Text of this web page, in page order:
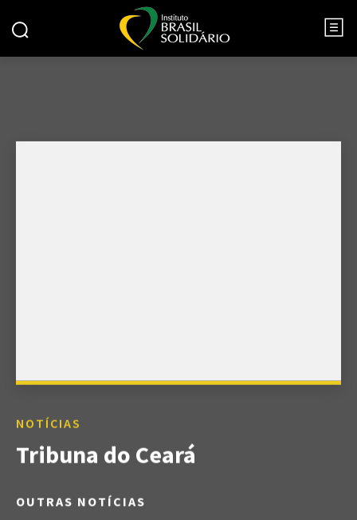
NOTÍCIAS
Tribuna do Ceará
OUTRAS NOTÍCIAS